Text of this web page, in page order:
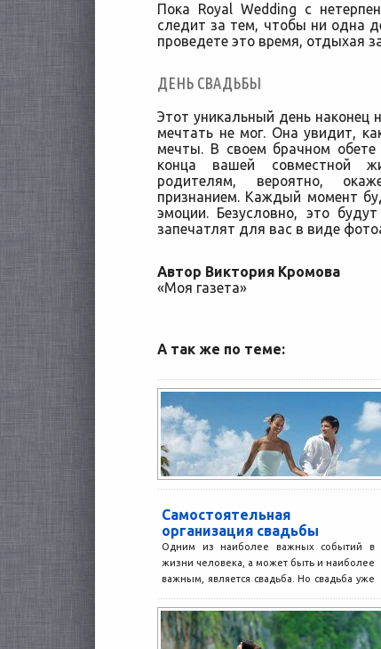
Пока Royal Wedding с
следит за тем, чтобы ни одна
проведете это время, отдыхая
ДЕНЬ СВАДЬБЫ
Этот уникальный день наконец
мечтать не мог. Она увидит,
мечты. В своем брачном
конца вашей совместной
родителям, вероятно,
признанием. Каждый момент
эмоции. Безусловно, это
запечатлят для вас в виде
Автор Виктория Кромова
«Моя газета»
А так же по теме:
Самостоятельная
организация свадьбы
Одним из наиболее важных событий в
жизни человека, а может быть и наиболее
важным, является свадьба. Но свадьба уже